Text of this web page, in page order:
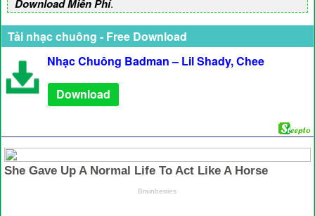
Download Miễn Phí.
Tải nhạc chuông - Free Download
Nhạc Chuông Badman – Lil Shady, Chee
Download